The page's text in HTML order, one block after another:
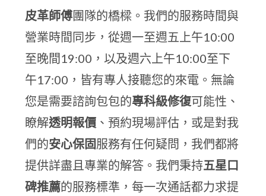
皮革師傅團隊的橋樑。我們的服務時間與
營業時間同步，從週一至週五上午10:00
至晚間19:00，以及週六上午10:00至下
午17:00，皆有專人接聽您的來電。無論
您是需要諮詢包包的專科級修復可能性、
瞭解透明報價 、預約現場評估，或是對我
們的安心保固服務有任何疑問，我們都將
提供詳盡且專業的解答。我們秉持五星口
碑推薦的服務標準，每一次通話都力求提